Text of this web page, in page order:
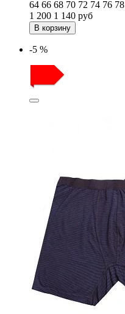
64 66 68 70 72 74 76 78
1 200 1 140 руб
В корзину
-5 %